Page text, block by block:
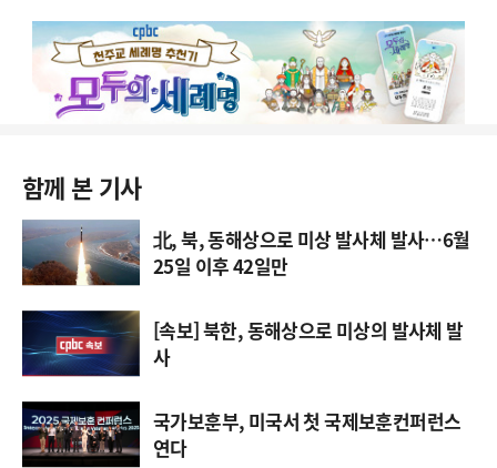
함께 본 기사
北, 북, 동해상으로 미상 발사체 발사…6월
25일 이후 42일만
[속보] 북한, 동해상으로 미상의 발사체 발
사
국가보훈부, 미국서 첫 국제보훈컨퍼런스
연다